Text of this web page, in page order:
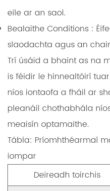
eile ar an saol.
Bealaithe Conditions :
slaodachta agus an
Trí úsáid a bhaint as na
is féidir le hinnealtóirí
níos iontaofa a fháil ar
pleanáil chothabhála
meaisín optamaithe.
Tábla: Príomhthéarmaí
iompar
Deireadh toirchis